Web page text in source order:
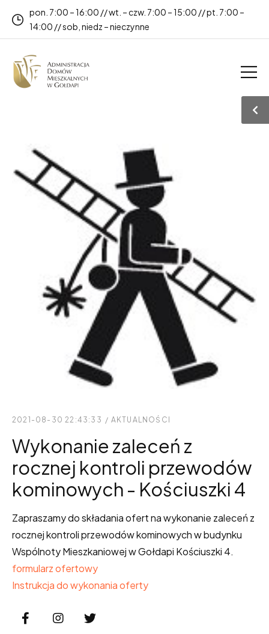
pon. 7:00 – 16:00 // wt. – czw. 7:00 – 15:00 // pt. 7:00 –
14:00 // sob, niedz – nieczynne
2021-08-30 22:43:33 / AKTUALNOŚCI
Wykonanie zaleceń z
rocznej kontroli przewodów
kominowych - Kościuszki 4
Zapraszamy do składania ofert na wykonanie zaleceń z
rocznej kontroli przewodów kominowych w budynku
Wspólnoty Mieszkaniowej w Gołdapi Kościuszki 4.
formularz ofertowy
Instrukcja do wykonania oferty